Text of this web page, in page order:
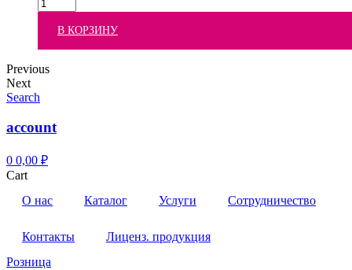
В КОРЗИНУ
Previous
Next
Search
account
0 0,00 ₽
Cart
О нас
Каталог Услуги Сотрудничество
Контакты
Лиценз. продукция
Розница